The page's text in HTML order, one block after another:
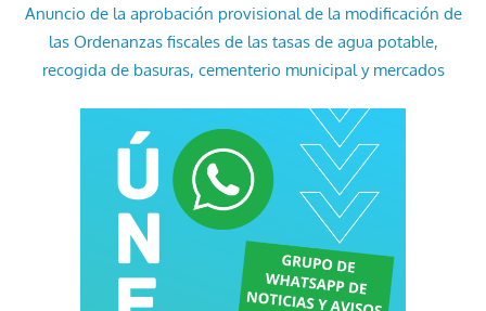
Anuncio de la aprobación provisional de la modificación de
las Ordenanzas fiscales de las tasas de agua potable,
recogida de basuras, cementerio municipal y mercados